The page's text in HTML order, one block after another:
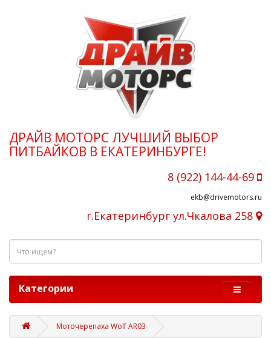
ДРАЙВ МОТОРС ЛУЧШИЙ ВЫБОР
ПИТБАЙКОВ В ЕКАТЕРИНБУРГЕ!
8 (922) 144-44-69
ekb@drivemotors.ru
г.Екатеринбург ул.Чкалова 258
Категории
Моточерепаха Wolf AR03